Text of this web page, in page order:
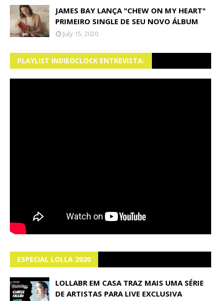
JAMES BAY LANÇA "CHEW ON MY HEART"
PRIMEIRO SINGLE DE SEU NOVO ÁLBUM
July 15, 2020
PLAYLIST INDIEOCLOCK ENTREVISTA:
ESPECIAL LOLLA 2020
LOLLABR EM CASA TRAZ MAIS UMA SÉRIE
DE ARTISTAS PARA LIVE EXCLUSIVA